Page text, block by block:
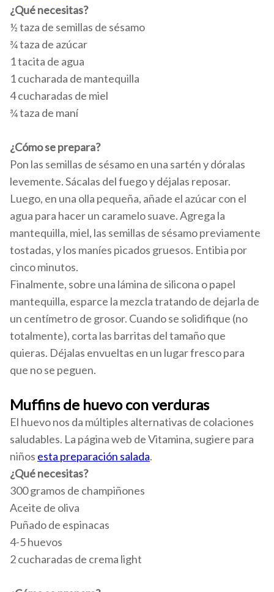
¿Qué necesitas?
½ taza de semillas de sésamo
¾ taza de azúcar
1 tacita de agua
1 cucharada de mantequilla
4 cucharadas de miel
¾ taza de maní
¿Cómo se prepara?
Pon las semillas de sésamo en una sartén y dóralas
levemente. Sácalas del fuego y déjalas reposar.
Luego, en una olla pequeña, añade el azúcar con el
agua para hacer un caramelo suave. Agrega la
mantequilla, miel, las semillas de sésamo previamente
tostadas, y los maníes picados gruesos. Entibia por
cinco minutos.
Finalmente, sobre una lámina de silicona o papel
mantequilla, esparce la mezcla tratando de dejarla de
un centímetro de grosor. Cuando se solidifique (no
totalmente), corta las barritas del tamaño que
quieras. Déjalas envueltas en un lugar fresco para
que no se peguen.
Muffins de huevo con verduras
El huevo nos da múltiples alternativas de colaciones
saludables. La página web de Vitamina, sugiere para
niños esta preparación salada.
¿Qué necesitas?
300 gramos de champiñones
Aceite de oliva
Puñado de espinacas
4-5 huevos
2 cucharadas de crema light